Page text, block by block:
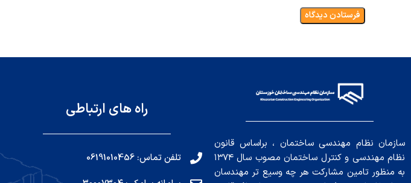
سازمان نظام مهندسی ساختمان ، براساس قانون
نظام مهندسی و کنترل ساختمان مصوب سال ۱۳۷۴
به منظور تامین مشارکت هر چه وسیع تر مهندسان
راه های ارتباطی
تلفن تماس: 06191010456